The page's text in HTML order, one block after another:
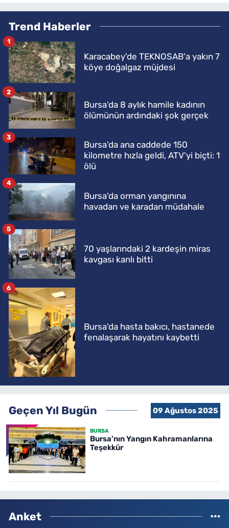
Trend Haberler
Karacabey'de TEKNOSAB'a yakın 7
köye doğalgaz müjdesi
1
Bursa'da 8 aylık hamile kadının
ölümünün ardındaki şok gerçek
2
Bursa'da ana caddede 150
kilometre hızla geldi, ATV'yi biçti: 1
ölü
3
Bursa'da orman yangınına
havadan ve karadan müdahale
4
70 yaşlarındaki 2 kardeşin miras
kavgası kanlı bitti
5
Bursa'da hasta bakıcı, hastanede
fenalaşarak hayatını kaybetti
6
Geçen Yıl Bugün 09 Ağustos 2025
BURSA
Bursa’nın Yangın Kahramanlarına
Teşekkür
Anket